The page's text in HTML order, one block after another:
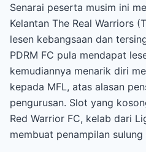
Senarai peserta musim ini
Kelantan The Real Warriors
lesen kebangsaan dan
PDRM FC pula mendapat
kemudiannya menarik diri
kepada MFL, atas alasan
pengurusan. Slot yang
Red Warrior FC, kelab dari
membuat penampilan sulung